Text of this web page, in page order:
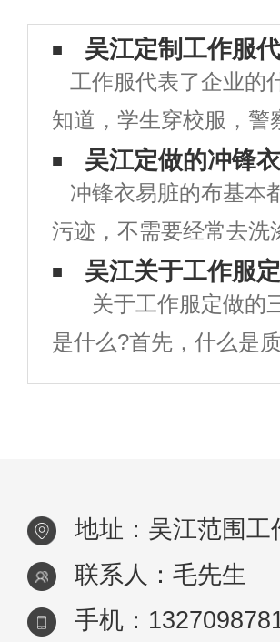
吴江定制工作服
工作服代表了企业的
知道，学生穿校服，警
人须穿军装，各商务人
应的制服，这些人无论
前都须统一着装，现在
如此，都有统一的工作
市、银行、酒
吴江定做的冲锋
冲锋衣易脏的布基本
污迹，不需要经常去洗
不能不洗。冲锋衣的材
层+接缝处压胶制成的
气等功能，但是这类衣
吴江关于工作服
关于工作服定做的
是什么?首先，什么是
就是简简朴单一句话：
不会出
地址：吴江范围工
联系人：毛先生
手机：